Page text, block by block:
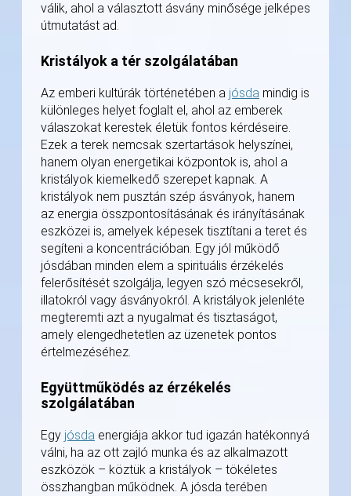
válik, ahol a választott ásvány minősége jelképes
útmutatást ad.
Kristályok a tér szolgálatában
Az emberi kultúrák történetében a jósda mindig is
különleges helyet foglalt el, ahol az emberek
válaszokat kerestek életük fontos kérdéseire.
Ezek a terek nemcsak szertartások helyszínei,
hanem olyan energetikai központok is, ahol a
kristályok kiemelkedő szerepet kapnak. A
kristályok nem pusztán szép ásványok, hanem
az energia összpontosításának és irányításának
eszközei is, amelyek képesek tisztítani a teret és
segíteni a koncentrációban. Egy jól működő
jósdában minden elem a spirituális érzékelés
felerősítését szolgálja, legyen szó mécsesekről,
illatokról vagy ásványokról. A kristályok jelenléte
megteremti azt a nyugalmat és tisztaságot,
amely elengedhetetlen az üzenetek pontos
értelmezéséhez.
Együttműködés az érzékelés
szolgálatában
Egy jósda energiája akkor tud igazán hatékonnyá
válni, ha az ott zajló munka és az alkalmazott
eszközök – köztük a kristályok – tökéletes
összhangban működnek. A jósda terében